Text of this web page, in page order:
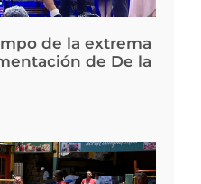
de la extrema
de De la